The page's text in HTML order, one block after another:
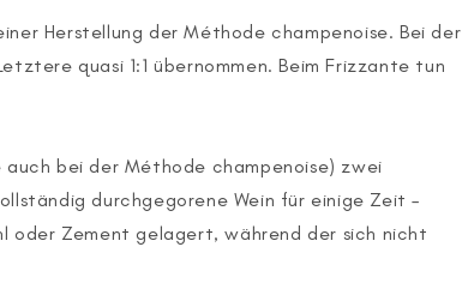
Herstellung der Méthode champenoise. Bei der
quasi 1:1 übernommen. Beim Frizzante tun
bei der Méthode champenoise) zwei
durchgegorene Wein für einige Zeit –
oder Zement gelagert, während der sich nicht